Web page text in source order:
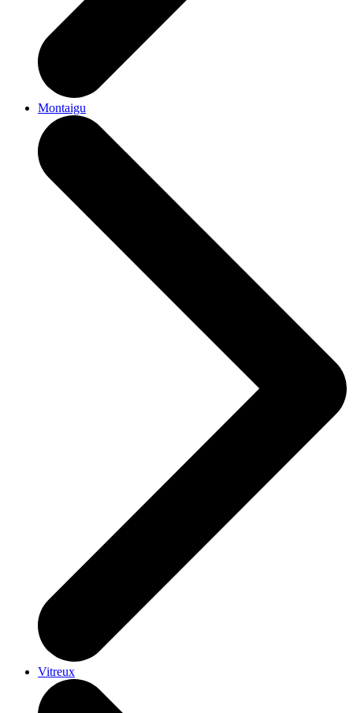
Montaigu
Vitreux